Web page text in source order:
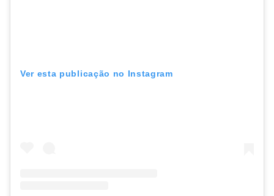
Ver esta publicação no Instagram